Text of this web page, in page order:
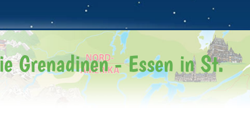
Grenadinen - Essen in St.